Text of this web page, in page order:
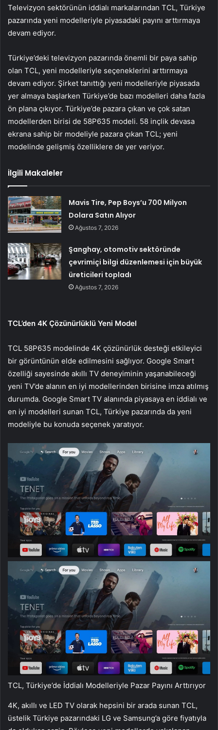
Televizyon sektörünün iddialı markalarından TCL, Türkiye
pazarında yeni modelleriyle piyasadaki payını arttırmaya
devam ediyor.
Türkiye’deki televizyon pazarında önemli bir paya sahip
olan TCL, yeni modelleriyle seçeneklerini arttırmaya
devam ediyor. Şirket tanıttığı yeni modelleriyle piyasada
yer almaya başlarken Türkiye’de bazı modelleri daha fazla
ön plana çıkıyor. Türkiye’de pazara çıkan ve çok satan
modellerden birisi de 58P635 modeli. 58 inçlik devasa
ekrana sahip bir modeliyle pazara çıkan TCL; yeni
modelinde gelişmiş özelliklere de yer veriyor.
İlgili Makaleler
Mavis Tire, Pep Boys’u 700 Milyon
Dolara Satın Alıyor
Ağustos 7, 2026
Şanghay, otomotiv sektöründe
çevrimiçi bilgi düzenlemesi için büyük
üreticileri topladı
Ağustos 7, 2026
TCL’den 4K Çözünürlüklü Yeni Model
TCL 58P635 modelinde 4K çözünürlük desteği etkileyici
bir görüntünün elde edilmesini sağlıyor. Google Smart
özelliği sayesinde akıllı TV deneyiminin yaşanabileceği
yeni TV’de alanın en iyi modellerinden birisine imza atılmış
durumda. Google Smart TV alanında piyasaya en iddialı ve
en iyi modelleri sunan TCL, Türkiye pazarında da yeni
modeliyle bu konuda seçenek yaratıyor.
TCL, Türkiye’de İddialı Modelleriyle Pazar Payını Arttırıyor
4K, akıllı ve LED TV olarak hepsini bir arada sunan TCL,
üstelik Türkiye pazarındaki LG ve Samsung’a göre fiyatıyla